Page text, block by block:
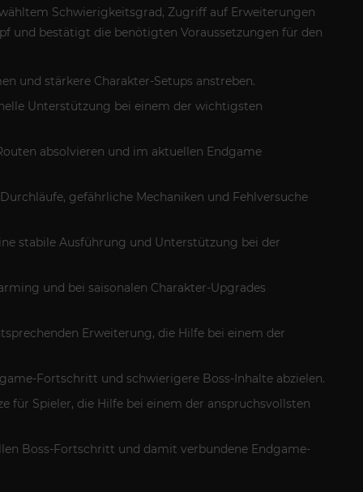
Schwierigkeitsgrad, Zugriff auf Erweiterungen
und bestätigt die benötigten Voraussetzungen für den
und stärkere Charakter-Setups anstreben.
Unterstützung bei einem der wichtigsten
absolvieren und im aktuellen Endgame
gefährliche Mechaniken und Fehlversuche
stabile Ausführung und Unterstützung bei der
und bei saisonalen Charakter-Upgrades
Erweiterung, die Hilfe bei einem der
Fortschritt und schwierigere Boss-Inhalte abzielen.
für Spieler, die Hilfe bei einem der anspruchsvollsten
Boss-Fortschritt und damit verbundene Endgame-